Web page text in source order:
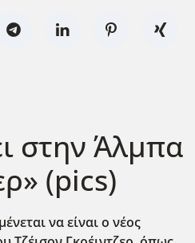
στην Άλμπα
(pics)
να είναι ο νέος